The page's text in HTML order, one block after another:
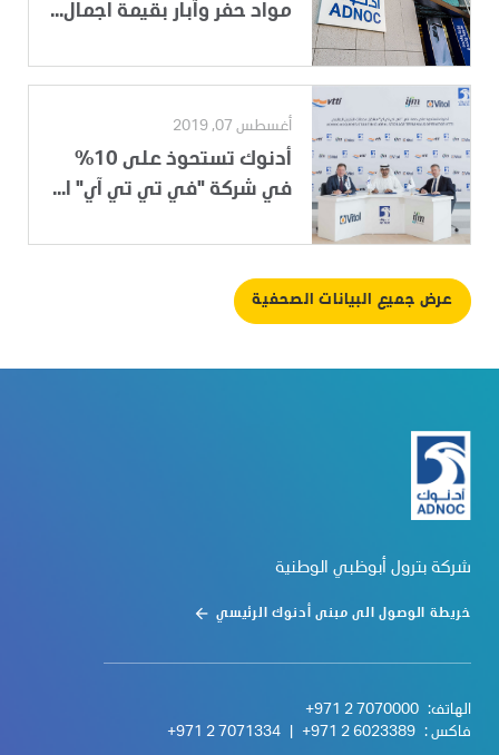
مواد حفر وآبار بقيمة اجمال...
أغسطس 07, 2019
أدنوك تستحوذ على 10%
في شركة "في تي تي آي" ا...
عرض جميع البيانات الصحفية
شركة بترول أبوظبي الوطنية
خريطة الوصول الى مبنى أدنوك الرئيسي
الهاتف: +971 2 7070000
فاكس : +971 2 6023389
+971 2 7071334